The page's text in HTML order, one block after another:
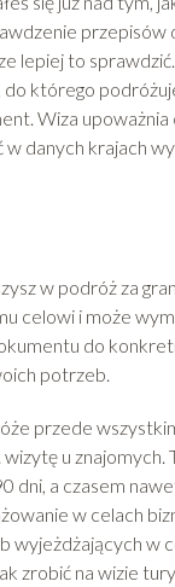
lepiej to
którego
Wiza
danych krajach
w podróż za
celowi i może
do
potrzeb.
przede
u
dni, a czasem
w celach
wyjeżdżających w
zrobić na wizie